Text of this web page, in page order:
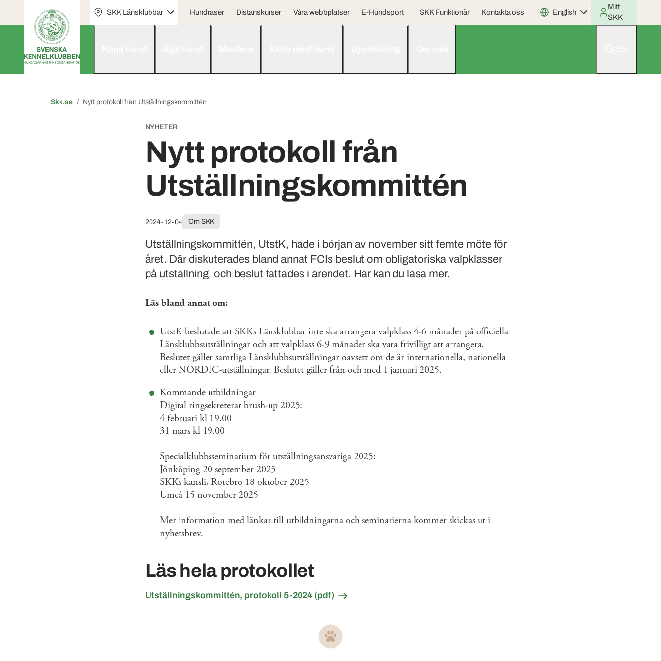
SKK Länsklubbar Hundraser Distanskurser Våra webbplatser E-Hundsport SKK Funktionär Kontakta oss English
Mitt
SKK
Skk.se Nytt protokoll från Utställningskommittén
Nytt protokoll från
Utställningskommittén
NYHETER
2024-12-04 Om SKK
Utställningskommittén, UtstK, hade i början av november sitt femte möte för
året. Där diskuterades bland annat FCIs beslut om obligatoriska valpklasser
på utställning, och beslut fattades i ärendet. Här kan du läsa mer.
Läs bland annat om:
UtstK beslutade att SKKs Länsklubbar inte ska arrangera valpklass 4-6 månader på officiella
Länsklubbsutställningar och att valpklass 6-9 månader ska vara frivilligt att arrangera.
Beslutet gäller samtliga Länsklubbsutställningar oavsett om de är internationella, nationella
eller NORDIC-utställningar. Beslutet gäller från och med 1 januari 2025.
Kommande utbildningar
Digital ringsekreterar brush-up 2025:
4 februari kl 19.00
31 mars kl 19.00
Specialklubbsseminarium för utställningsansvariga 2025:
Jönköping 20 september 2025
SKKs kansli, Rotebro 18 oktober 2025
Umeå 15 november 2025
Mer information med länkar till utbildningarna och seminarierna kommer skickas ut i
nyhetsbrev.
Läs hela protokollet
Utställningskommittén, protokoll 5-2024 (pdf)